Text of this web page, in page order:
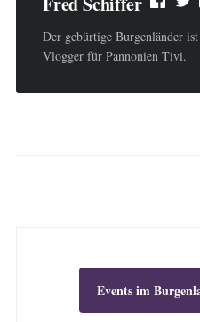
Der gebürtige Burgenländer
Vlogger für Pannonien Tivi.
Events im